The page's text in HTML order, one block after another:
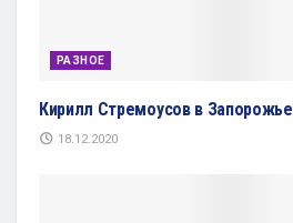
РАЗНОЕ
Кирилл Стремоусов в Запорожье
18.12.2020